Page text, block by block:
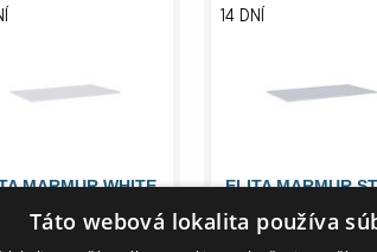
MARMUR WHITE
90 CM 168390
ELITA MARMUR
90 CM 168394
14 DNÍ
Táto webová lokalita používa